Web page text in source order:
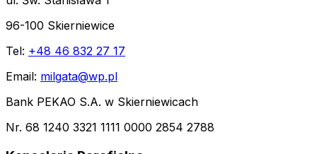
96-100 Skierniewice
Tel: +48 46 832 27 17
Email: milgata@wp.pl
Bank PEKAO S.A. w Skierniewicach
Nr. 68 1240 3321 1111 0000 2854 2788